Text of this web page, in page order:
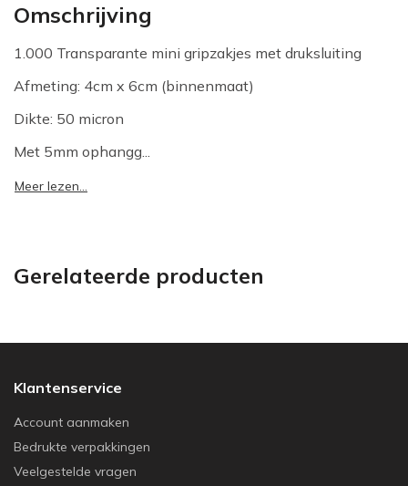
Omschrijving
1.000 Transparante mini gripzakjes met druksluiting
Afmeting: 4cm x 6cm (binnenmaat)
Dikte: 50 micron
Met 5mm ophangg...
Meer lezen...
Gerelateerde producten
Klantenservice
Account aanmaken
Bedrukte verpakkingen
Veelgestelde vragen